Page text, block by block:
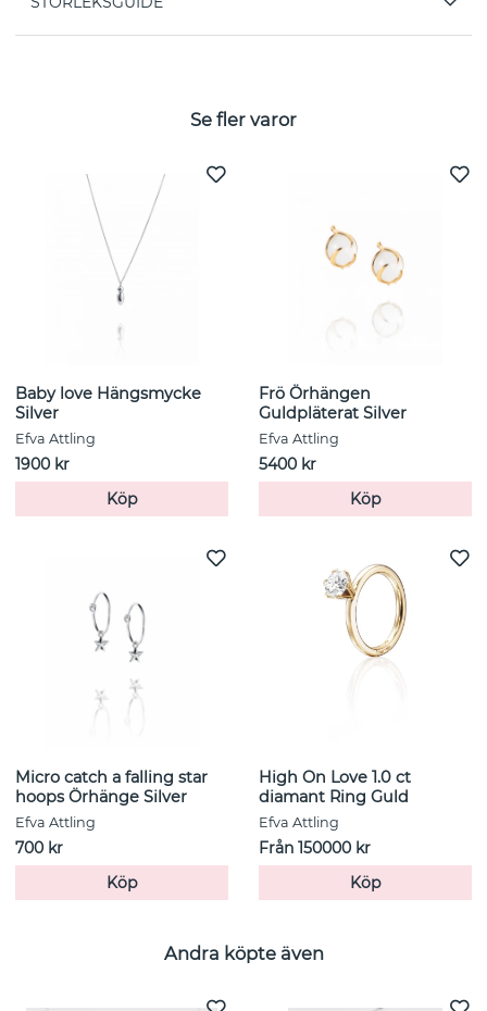
Se fler varor
Baby love Hängsmycke
Silver
Efva Attling
1900 kr
Köp
Frö Örhängen
Guldpläterat Silver
Efva Attling
5400 kr
Köp
Micro catch a falling star
hoops Örhänge Silver
Efva Attling
700 kr
Köp
High On Love 1.0 ct
diamant Ring Guld
Efva Attling
Från 150000 kr
Köp
Andra köpte även